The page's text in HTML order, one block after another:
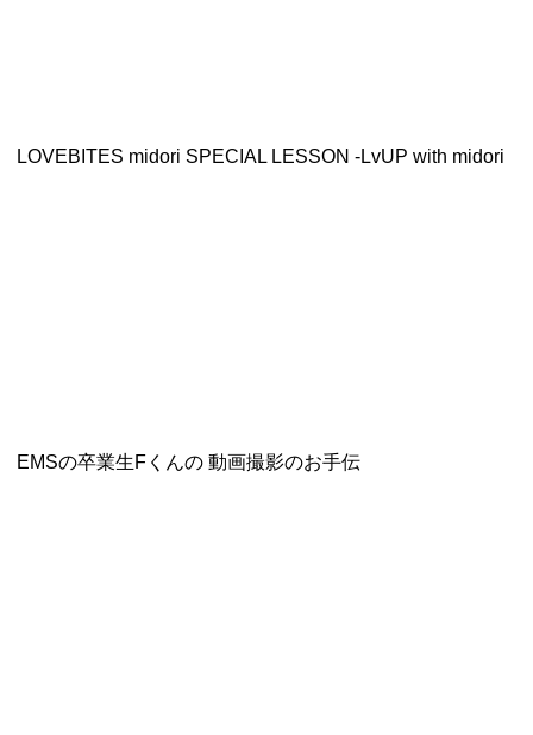
LOVEBITES midori SPECIAL LESSON -LvUP with midori
EMSの卒業生Fくんの 動画撮影のお手伝